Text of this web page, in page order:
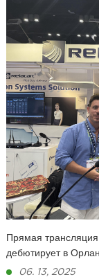
Прямая
дебютирует в
без сбоев
06. 13, 2025